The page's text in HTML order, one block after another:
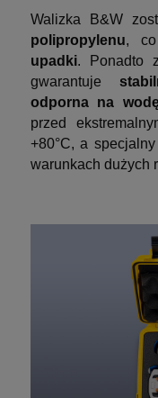
Walizka B&W
polipropylenu,
upadki. Ponadto
gwarantuje
odporna na
przed
+80°C, a
warunkach dużych